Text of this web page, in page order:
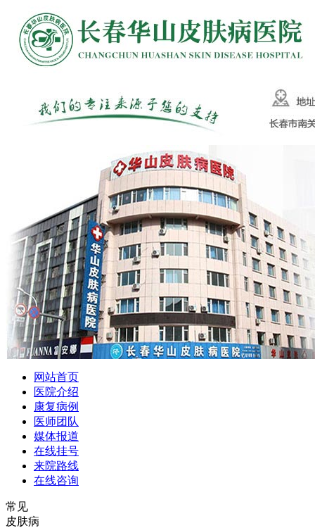
网站首页
医院介绍
康复病例
医师团队
媒体报道
在线挂号
来院路线
在线咨询
常见
皮肤病